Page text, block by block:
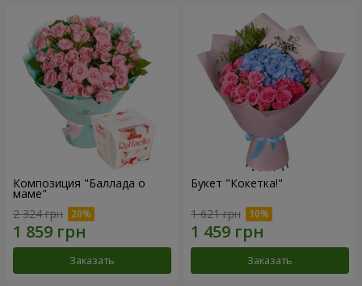
Композиция "Баллада о
маме"
2 324 грн
Заказать
Букет "Кокетка!"
1 621 грн
Заказать